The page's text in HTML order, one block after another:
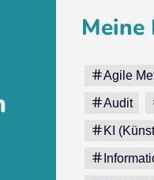
Meine
Agile
Audit
KI